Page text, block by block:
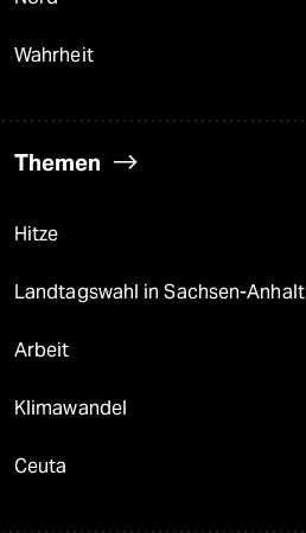
Wahrheit
Themen
Hitze
Landtagswahl in Sachsen-Anhalt
Arbeit
Klimawandel
Ceuta